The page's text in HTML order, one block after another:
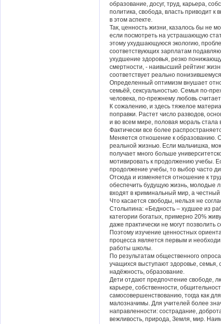
образование, досуг, труд, карьера,
политика, свобода, власть приводит к
в этом аспекте.
Так, ценность жизни, казалось бы не
если посмотреть на устрашающую
этому ухудшающуюся экологию,
соответствующих зарплатам
ухудшение здоровья, резко
смертности, - наивысший рейтинг
соответствует реально
Определенный оптимизм внушает
семьёй, сексуальностью. Семья по-
человека, по-прежнему любовь
К сожалению, и здесь тяжелое
поправки. Растет число разводов,
и во всем мире, половая мораль стала
Фактически все более
Меняется отношение к образованию.
реальной жизнью. Если мальчишка,
получает много больше
мотивировать к продолжению учебы.
продолжение учебы, то выбор часто
Отсюда и изменяется отношение к
обеспечить будущую жизнь, молодые
входят в криминальный мир, а
Что касается свободы, нельзя не
Столыпина: «Бедность – худшее из
категории богатых, примерно 20%
даже практически не могут
Поэтому изучение ценностных
процесса является первым и
работы школы.
По результатам общественного
учащихся выступают здоровье, семья,
надёжность, образование.
Дети отдают предпочтение свободе,
карьере, собственности,
самосовершенствованию, тогда как
малозначимы. Для учителей более
направленности: сострадание,
вежливость, природа, Земля, мир.